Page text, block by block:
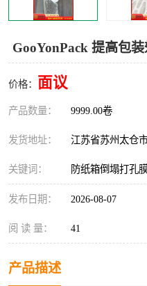
GooYonPack 提高包
价格： 面议
产品数量： 9999.00卷
发货地址： 江苏省苏州太仓
关键词： 防纸箱倒塌打孔
发布日期： 2026-08-07
阅 读 量： 41
产品描述